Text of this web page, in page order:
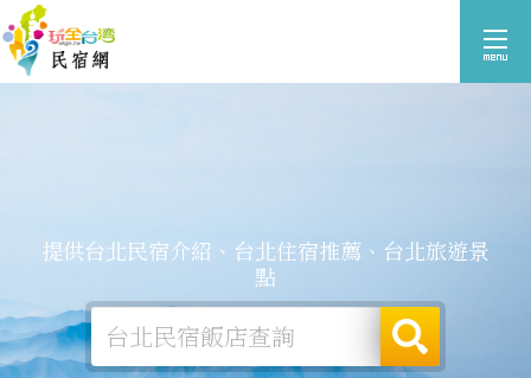
提供台北民宿介紹、台北住宿推薦、台北旅遊景
點